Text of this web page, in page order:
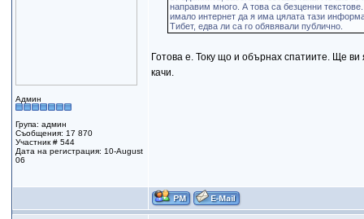
Админ
Група: админ
Съобщения: 17 870
Участник # 544
Дата на регистрация: 10-August
06
направим много. А това са безценни
имало интернет да я има цялата тази
Тибет, едва ли са го обявявали публично.
Готова е. Току що и обърнах спатиите. Ще
качи.